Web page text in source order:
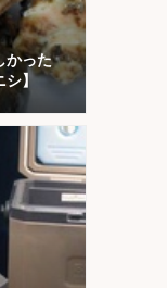
しかった
シ】